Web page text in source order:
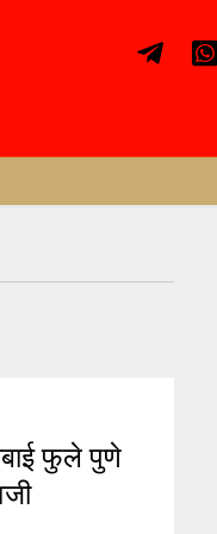
फुले पुणे